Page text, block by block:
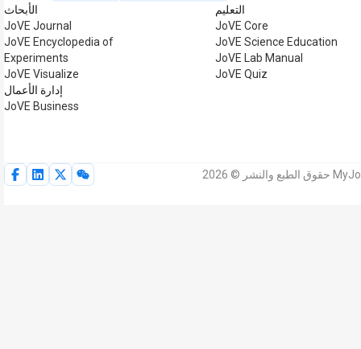
الأبحاث
JoVE Journal
JoVE Encyclopedia of
Experiments
JoVE Visualize
إدارة الأعمال
JoVE Business
التعليم
JoVE Core
JoVE Science Education
JoVE Lab Manual
JoVE Quiz